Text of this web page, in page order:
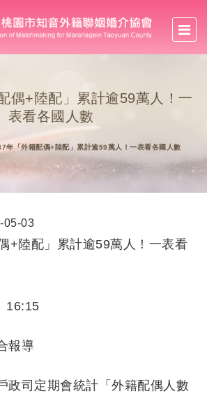
偶+陸配」累計逾59萬人！一
表看各國人數
年「外籍配偶+陸配」累計逾59萬人！一表看各國人數
05-03
+陸配」累計逾59萬人！一表看
16:15
報導
政司定期會統計「外籍配偶人數